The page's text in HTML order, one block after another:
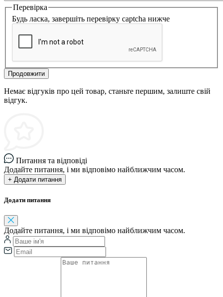
Перевірка
Будь ласка, завершіть перевірку captcha нижче
Продовжити
Немає відгуків про цей товар, станьте першим, залиште свій
відгук.
Питання та відповіді
Додайте питання, і ми відповімо найближчим часом.
+ Додати питання
Додати питання
Додайте питання, і ми відповімо найближчим часом.